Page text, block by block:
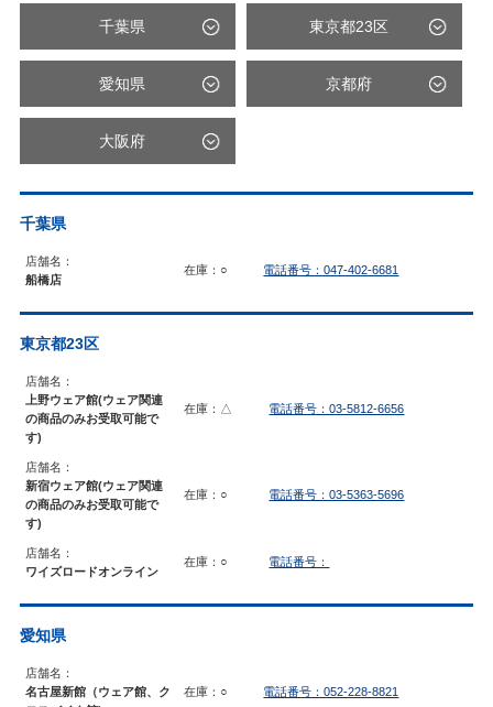
千葉県 東京都23区
愛知県 京都府
大阪府
千葉県
店舗名：
船橋店
在庫：○ 電話番号：047-402-6681
東京都23区
店舗名：
上野ウェア館(ウェア関連
の商品のみお受取可能で
す)
在庫：△ 電話番号：03-5812-6656
店舗名：
新宿ウェア館(ウェア関連
の商品のみお受取可能で
す)
在庫：○ 電話番号：03-5363-5696
店舗名：
ワイズロードオンライン
在庫：○ 電話番号：
愛知県
店舗名：
名古屋新館（ウェア館、ク
在庫：○ 電話番号：052-228-8821